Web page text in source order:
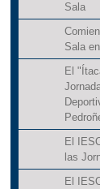
Sala
Sala
El
El
las
El